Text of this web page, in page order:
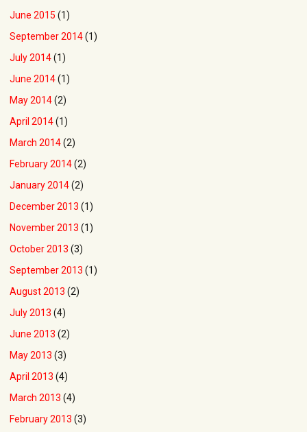
June 2015 (1)
September 2014(1)
July 2014(1)
June 2014(1)
May 2014(2)
April 2014(1)
March 2014(2)
February 2014(2)
January 2014(2)
December 2013 (1)
November 2013 (1)
October 2013 (3)
September 2013 (1)
August 2013 (2)
July 2013 (4)
June 2013 (2)
May 2013 (3)
April 2013 (4)
March 2013 (4)
February 2013 (3)